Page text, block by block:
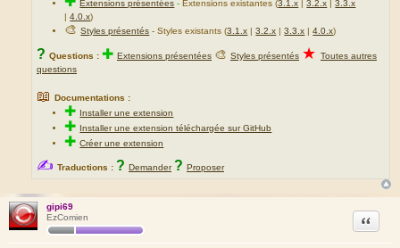
Extensions présentées -Extensions existantes (3.1.x |3.2.x |3.3.x
|4.0.x)
🎨Styles présentés - Styles existants (3.1.x |3.2.x |3.3.x |4.0.x)
? Questions : ✚ Extensions présentées 🎨 Styles présentés ★ Toutes autres
questions
📖 Documentations :
✚ Installer une extension
✚ Installer une extension téléchargée sur GitHub
✚Créer une extension
✍ Traductions : ? Demander ? Proposer
gipi69
EzComien
Citation